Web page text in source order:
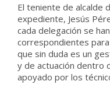
El teniente de alcalde
expediente, Jesús
cada delegación se
correspondientes
que sin duda es un
y de actuación dentro
apoyado por los